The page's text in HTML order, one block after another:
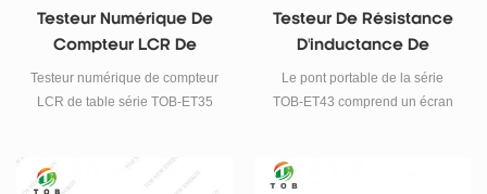
paramètres ESR des
condensateurs électrolytiques
(pour référence uniquement).
Testeur Numérique De
Compteur LCR De
Paillasse 10 Hz - 1 MHz
Testeur numérique de compteur
LCR de table série TOB-ET35
0,05 %, 10 Hz - 1 MHz.
Testeur De Résistance
D'inductance De
Capacité De Compteur
LCR Numérique Tenu
Le pont portable de la série
TOB-ET43 comprend un écran
touches et une communication